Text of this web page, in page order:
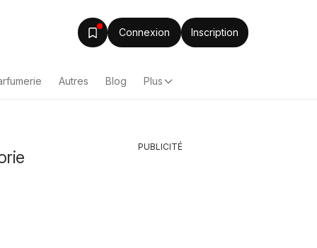
Connexion Inscription
Autres Blog Plus
PUBLICITÉ